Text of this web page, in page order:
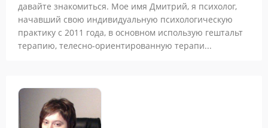
давайте знакомиться. Мое имя Дмитрий, я психолог,
начавший свою индивидуальную психологическую
практику с 2011 года, в основном использую гештальт
терапию, телесно-ориентированную терапи...